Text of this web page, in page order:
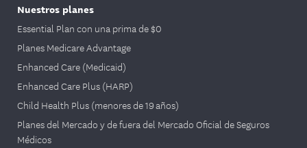
Nuestros planes
Essential Plan con una prima de $0
Planes Medicare Advantage
Enhanced Care (Medicaid)
Enhanced Care Plus (HARP)
Child Health Plus (menores de 19 años)
Planes del Mercado y de fuera del Mercado Oficial de Seguros
Médicos